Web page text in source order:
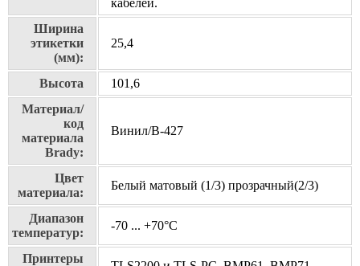
кабелей.
Ширина
этикетки
(мм):
25,4
Высота
101,6
Материал/
код
материала
Brady:
Винил/В-427
Цвет
материала:
Белый матовый (1/3) прозрачный(2/3)
Диапазон
температур:
-70 ... +70°С
Принтеры